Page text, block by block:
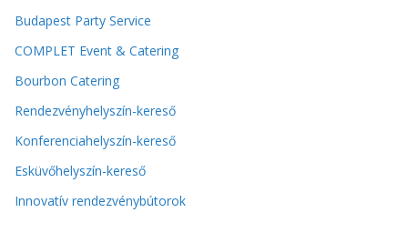
Budapest Party Service
COMPLET Event & Catering
Bourbon Catering
Rendezvényhelyszín-kereső
Konferenciahelyszín-kereső
Esküvőhelyszín-kereső
Innovatív rendezvénybútorok